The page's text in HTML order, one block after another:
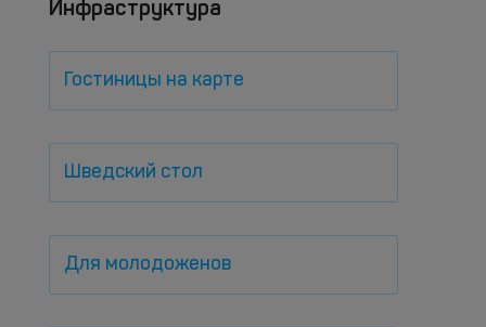
Инфраструктура
Гостиницы на карте
Шведский стол
Для молодоженов